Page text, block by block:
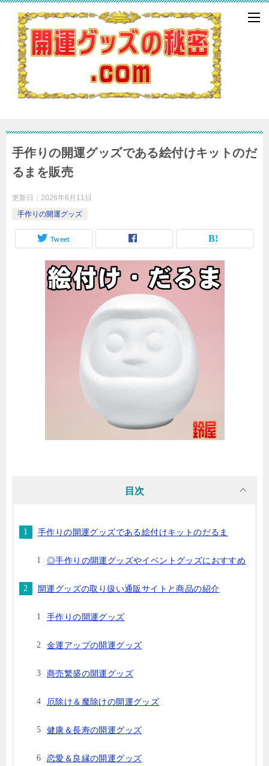
手作りの開運グッズである絵付けキットのだ
るまを販売
更新日： 2026年6月11日
手作りの開運グッズ
Tweet
目次
手作りの開運グッズである絵付けキットのだるま
◎手作りの開運グッズやイベントグッズにおすすめ
開運グッズの取り扱い通販サイトと商品の紹介
手作りの開運グッズ
金運アップの開運グッズ
商売繁盛の開運グッズ
厄除け＆魔除けの開運グッズ
健康＆長寿の開運グッズ
恋愛＆良縁の開運グッズ